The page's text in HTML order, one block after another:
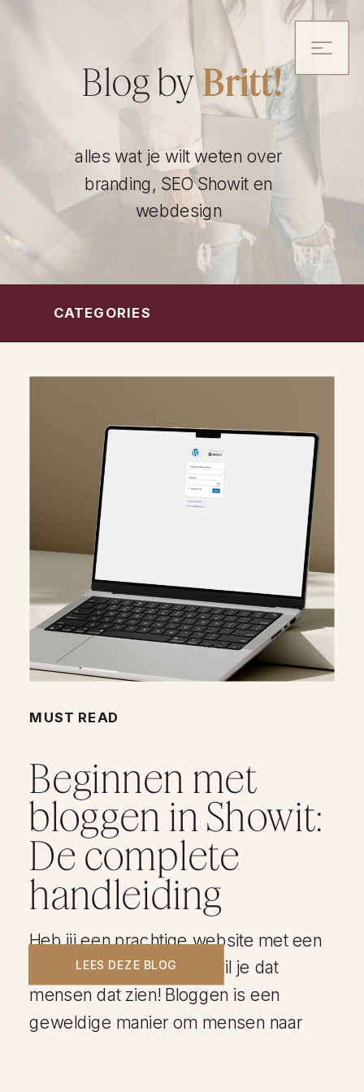
alles wat je wilt weten over
branding, SEO Showit en
webdesign
Blog byBritt!
CATEGORIES
MUST READ
Heb jij een prachtige website met een
geweldig aanbod? Dan wil je dat
mensen dat zien! Bloggen is een
geweldige manier om mensen naar
Beginnen met
bloggen in Showit:
De complete
handleiding
LEES DEZE BLOG